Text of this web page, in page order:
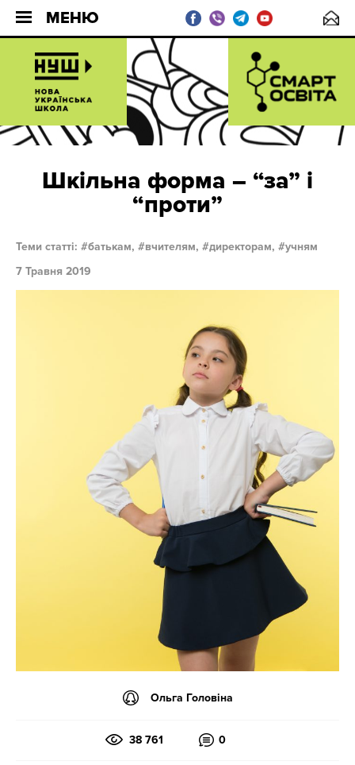
МЕНЮ
Шкільна форма – “за” і
“проти”
Теми статті: батькам, вчителям, директорам,
учням
7 Травня 2019
Ольга Головіна
38 761 0